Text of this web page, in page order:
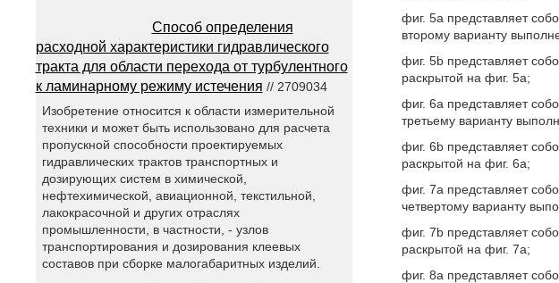
фиг. 5a представляет
второму варианту
фиг. 5b представляет
раскрытой на фиг. 5а;
фиг. 6a представляет
третьему варианту
фиг. 6b представляет
раскрытой на фиг. 6а;
фиг. 7a представляет
четвертому варианту
фиг. 7b представляет
раскрытой на фиг. 7а;
фиг. 8a представляет
Способ определения
расходной характеристики гидравлического
тракта для области перехода от турбулентного
к ламинарному режиму истечения // 2709034
Изобретение относится к области измерительной
техники и может быть использовано для расчета
пропускной способности проектируемых
гидравлических трактов транспортных и
дозирующих систем в химической,
нефтехимической, авиационной, текстильной,
лакокрасочной и других отраслях
промышленности, в частности, - узлов
транспортирования и дозирования клеевых
составов при сборке малогабаритных изделий.